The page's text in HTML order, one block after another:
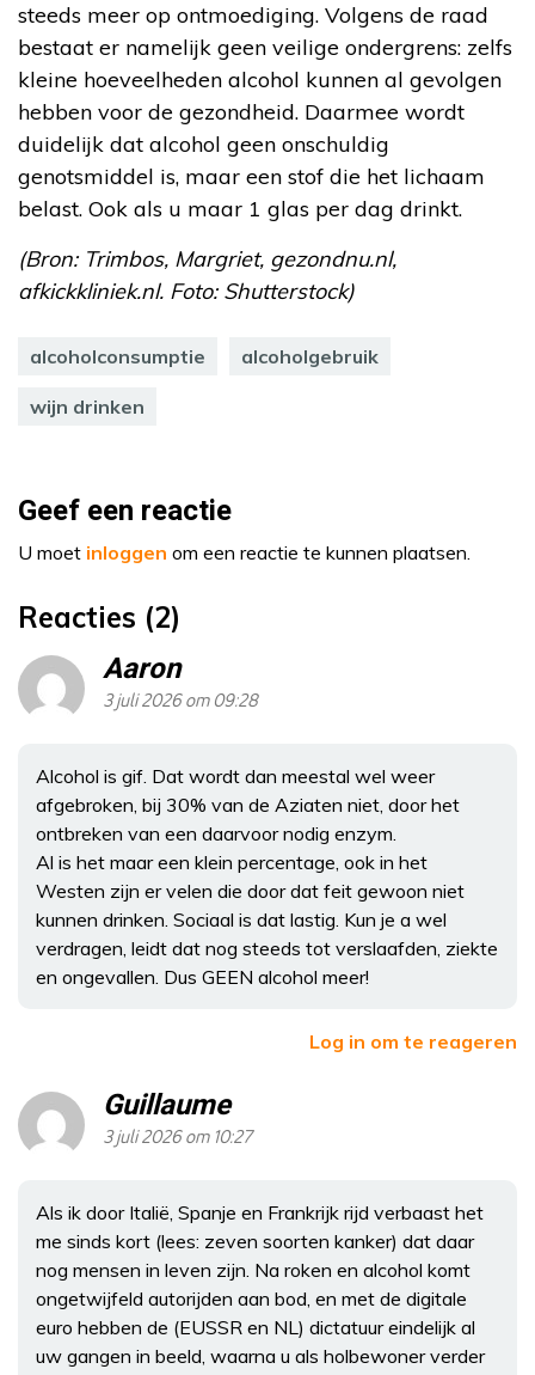
steeds meer op ontmoediging. Volgens de raad
bestaat er namelijk geen veilige ondergrens: zelfs
kleine hoeveelheden alcohol kunnen al gevolgen
hebben voor de gezondheid. Daarmee wordt
duidelijk dat alcohol geen onschuldig
genotsmiddel is, maar een stof die het lichaam
belast. Ook als u maar 1 glas per dag drinkt.
(Bron: Trimbos, Margriet, gezondnu.nl,
afkickkliniek.nl. Foto: Shutterstock)
alcoholconsumptie alcoholgebruik
wijn drinken
Geef een reactie
U moet inloggen om een reactie te kunnen plaatsen.
Reacties (2)
Aaron
3 juli 2026 om 09:28
Alcohol is gif. Dat wordt dan meestal wel weer
afgebroken, bij 30% van de Aziaten niet, door het
ontbreken van een daarvoor nodig enzym.
Al is het maar een klein percentage, ook in het
Westen zijn er velen die door dat feit gewoon niet
kunnen drinken. Sociaal is dat lastig. Kun je a wel
verdragen, leidt dat nog steeds tot verslaafden, ziekte
en ongevallen. Dus GEEN alcohol meer!
Log in om te reageren
Guillaume
3 juli 2026 om 10:27
Als ik door Italië, Spanje en Frankrijk rijd verbaast het
me sinds kort (lees: zeven soorten kanker) dat daar
nog mensen in leven zijn. Na roken en alcohol komt
ongetwijfeld autorijden aan bod, en met de digitale
euro hebben de (EUSSR en NL) dictatuur eindelijk al
uw gangen in beeld, waarna u als holbewoner verder